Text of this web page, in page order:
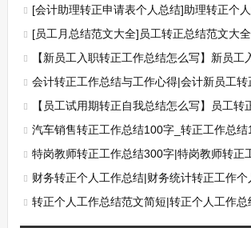
[会计助理转正申请表个人总结]助理转正个
[员工月总结范文大全]员工转正总结范文大全
【新员工入职转正工作总结怎么写】新员工入职转
会计转正工作总结与工作心得|会计新员工
【员工试用期转正自我总结怎么写】员工转
汽车销售转正工作总结100字_转正工作总结
特岗教师转正工作总结300字|特岗教师转正
财务转正个人工作总结|财务统计转正工作个
转正个人工作总结范文简短|转正个人工作总